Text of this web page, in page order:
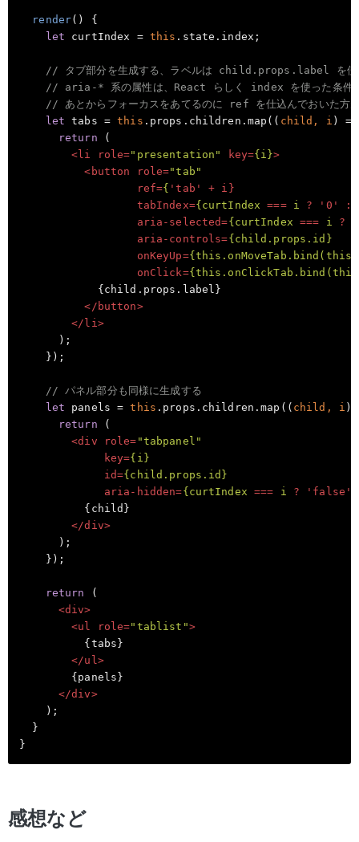
render( )
{
let curtIndex = this .state.index;
// タブ部分を生成する、ラベルは child.props.label を使
// aria-* 系の属性は、React らしく index を使った条件式
// あとからフォーカスをあてるのに ref を仕込んでおいた方
let tabs = this .props.children.map( ( child, i ) =>
return (
<li role="presentation" key={i}>
< button role="tab"
ref={ 'tab ' + i }
tabIndex={curtIndex === i ? ' 0 ' :
aria-selected={curtIndex === i ? '
aria-controls={child.props.id}
onKeyUp=
onClick=
            {child.props.label}
</ button>
</ li>
      );
    });
// パネル部分も同様に生成する
let panels = this .props.children.map( ( child, i )
return (
<div role= "tabpanel"
key={i}
id={child.props.id}
aria-hidden={curtIndex === i ? ' false '
          {child}
</div>
      );
    });
return (
<div>
<ul role="tablist">
          {tabs}
</ul>
        {panels}
</div>
    );
  }
感想など